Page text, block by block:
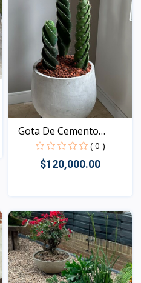
Gota De Cemento
GORDA
( 0 )
$120,000.00
Vista